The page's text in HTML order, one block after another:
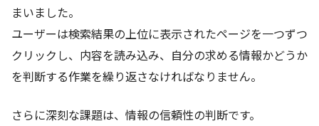
まいました。
ユーザーは検索結果の上位に表示されたページを一つずつ
クリックし、内容を読み込み、自分の求める情報かどうか
を判断する作業を繰り返さなければなりません。
さらに深刻な課題は、情報の信頼性の判断です。